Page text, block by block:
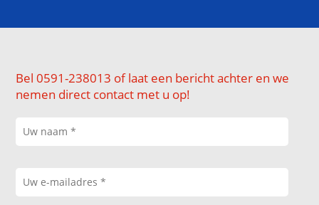
Bel 0591-238013 of laat een bericht achter en we
nemen direct contact met u op!